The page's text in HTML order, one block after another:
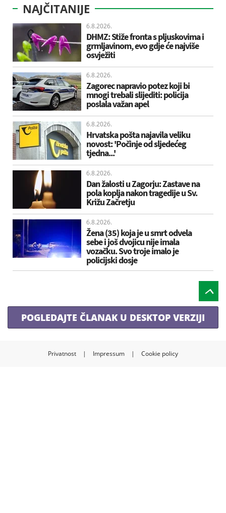
NAJČITANIJE
6.8.2026.
DHMZ: Stiže fronta s pljuskovima i
grmljavinom, evo gdje će najviše
osvježiti
6.8.2026.
Zagorec napravio potez koji bi
mnogi trebali slijediti: policija
poslala važan apel
6.8.2026.
Hrvatska pošta najavila veliku
novost: 'Počinje od sljedećeg
tjedna...'
6.8.2026.
Dan žalosti u Zagorju: Zastave na
pola koplja nakon tragedije u Sv.
Križu Začretju
6.8.2026.
Žena (35) koja je u smrt odvela
sebe i još dvojicu nije imala
vozačku. Svo troje imalo je
policijski dosje
POGLEDAJTE ČLANAK U DESKTOP VERZIJI
Privatnost | Impressum | Cookie policy